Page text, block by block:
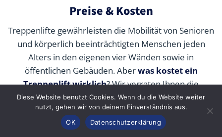
Preise & Kosten
Treppenlifte gewährleisten die Mobilität von Senioren
und körperlich beeinträchtigten Menschen jeden
Alters in den eigenen vier Wänden sowie in
öffentlichen Gebäuden. Aberwas kostet ein
Treppenlift wirklich? Wir verraten Ihnen die
durchschnittlichen Preise unserer Fachpartner je nach
Modell und wie Sie die Kosten durch Zuschüsse,
Fördermittel und Alternativen senken können.
Konfigurator
Diese Website benutzt Cookies. Wenn du die Website weiter
nutzt, gehen wir von deinem Einverständnis aus.
OK
Datenschutzerklärung